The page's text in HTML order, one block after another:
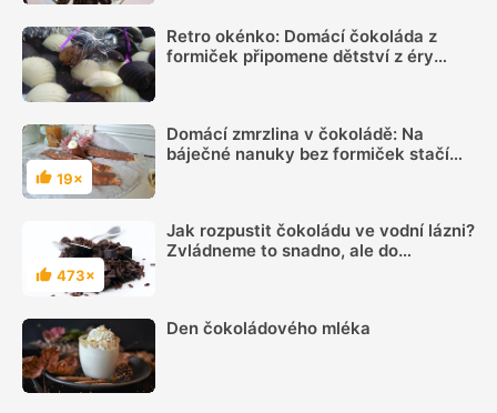
Retro okénko: Domácí čokoláda z
formiček připomene dětství z éry
Hodnocení
19×
Domácí zmrzlina v čokoládě: Na
báječné nanuky bez formiček stačí
Hodnocení
473×
Jak rozpustit čokoládu ve vodní lázni?
Zvládneme to snadno, ale do
Den čokoládového mléka